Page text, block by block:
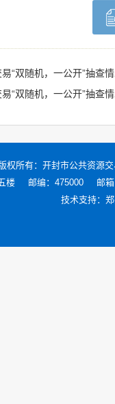
“双随机，一公开”抽查
“双随机，一公开”抽查
权所有： 开封市公共资源
楼
邮编：475000
邮
技术支持：